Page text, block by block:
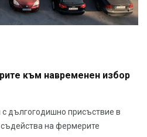
към навременен избор
дългогодишно присъствие в
на фермерите